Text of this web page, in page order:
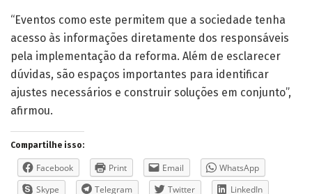
“Eventos como este permitem que a sociedade tenha
acesso às informações diretamente dos responsáveis
pela implementação da reforma. Além de esclarecer
dúvidas, são espaços importantes para identificar
ajustes necessários e construir soluções em conjunto”,
afirmou.
Compartilhe isso:
Facebook Print Email
WhatsApp
Skype
Telegram Twitter
LinkedIn